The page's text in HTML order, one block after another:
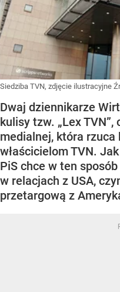
Siedziba TVN, zdjęcie ilustracyjne
Dwaj dziennikarze
kulisy tzw. „Lex
medialnej, która rzuca
właścicielom TVN.
PiS chce w ten
w relacjach z USA,
przetargową z